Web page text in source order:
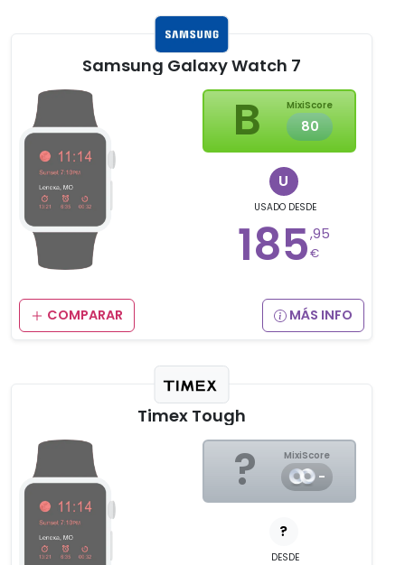
Samsung Galaxy Watch 7
B MixiScore
80
U
USADO DESDE
185,95
€
COMPARAR MÁS INFO
Timex Tough
? MixiScore
-
?
DESDE